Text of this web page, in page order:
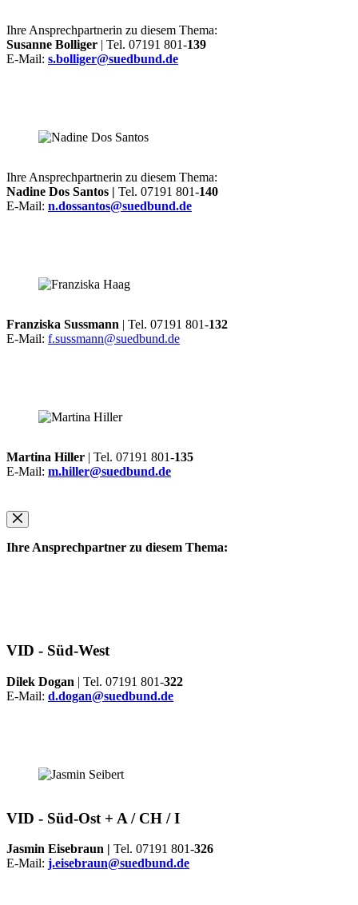
Ihre Ansprechpartnerin zu diesem Thema:
Susanne Bolliger | Tel. 07191 801-139
E-Mail: s.bolliger@suedbund.de
Ihre Ansprechpartnerin zu diesem Thema:
Nadine Dos Santos | Tel. 07191 801-140
E-Mail: n.dossantos@suedbund.de
Franziska Sussmann | Tel. 07191 801-132
E-Mail: f.sussmann@suedbund.de
Martina Hiller | Tel. 07191 801-135
E-Mail: m.hiller@suedbund.de
Ihre Ansprechpartner zu diesem Thema:
VID - Süd-West
Dilek Dogan | Tel. 07191 801-322
E-Mail: d.dogan@suedbund.de
VID - Süd-Ost + A / CH / I
Jasmin Eisebraun | Tel. 07191 801-326
E-Mail: j.eisebraun@suedbund.de